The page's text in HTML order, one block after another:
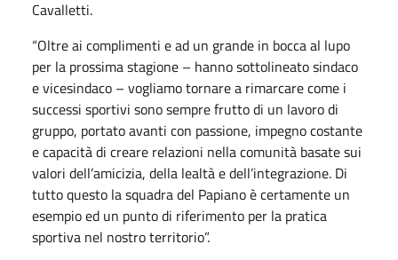
Cavalletti.
“Oltre ai complimenti e ad un grande in bocca al lupo
per la prossima stagione – hanno sottolineato sindaco
e vicesindaco – vogliamo tornare a rimarcare come i
successi sportivi sono sempre frutto di un lavoro di
gruppo, portato avanti con passione, impegno costante
e capacità di creare relazioni nella comunità basate sui
valori dell’amicizia, della lealtà e dell’integrazione. Di
tutto questo la squadra del Papiano è certamente un
esempio ed un punto di riferimento per la pratica
sportiva nel nostro territorio”.